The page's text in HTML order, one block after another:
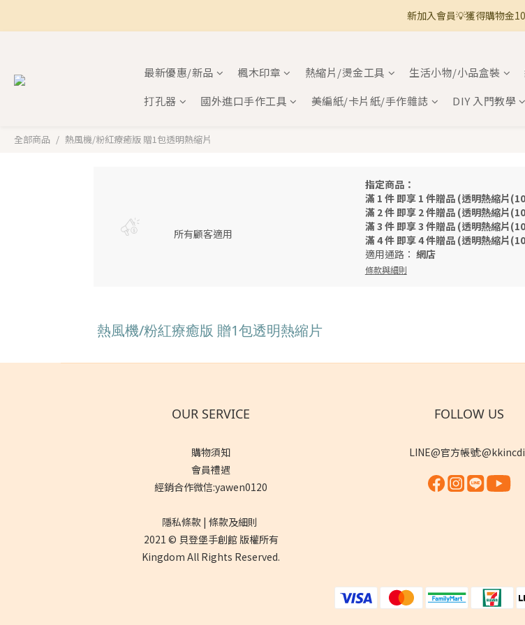
🚚 全館滿800免運 🚚
新加入會員💡獲得購物金
最新優惠/新品 楓木印章 熱縮片/燙金工具 生活小物/小品盒裝
打孔器
國外進口手作工具 美編紙/卡片紙/手作雜誌 DIY 入門教學
全部商品 熱風機/粉紅療癒版 贈1包透明熱縮片
所有顧客適用
指定商品：
滿 1 件 即享 1 件贈品 (透明熱縮片
滿 2 件 即享 2 件贈品 (透明熱縮片
滿 3 件 即享 3 件贈品 (透明熱縮片
滿 4 件 即享 4 件贈品 (透明熱縮片
適用通路： 網店
條款與細則
熱風機/粉紅療癒版 贈1包透明熱縮片
OUR SERVICE
購物須知
會員禮遇
經銷合作微信:yawen0120
隱私條款 | 條款及細則
2021 © 貝登堡手創館 版權所有
Kingdom All Rights Reserved.
FOLLOW US
LINE@官方帳號